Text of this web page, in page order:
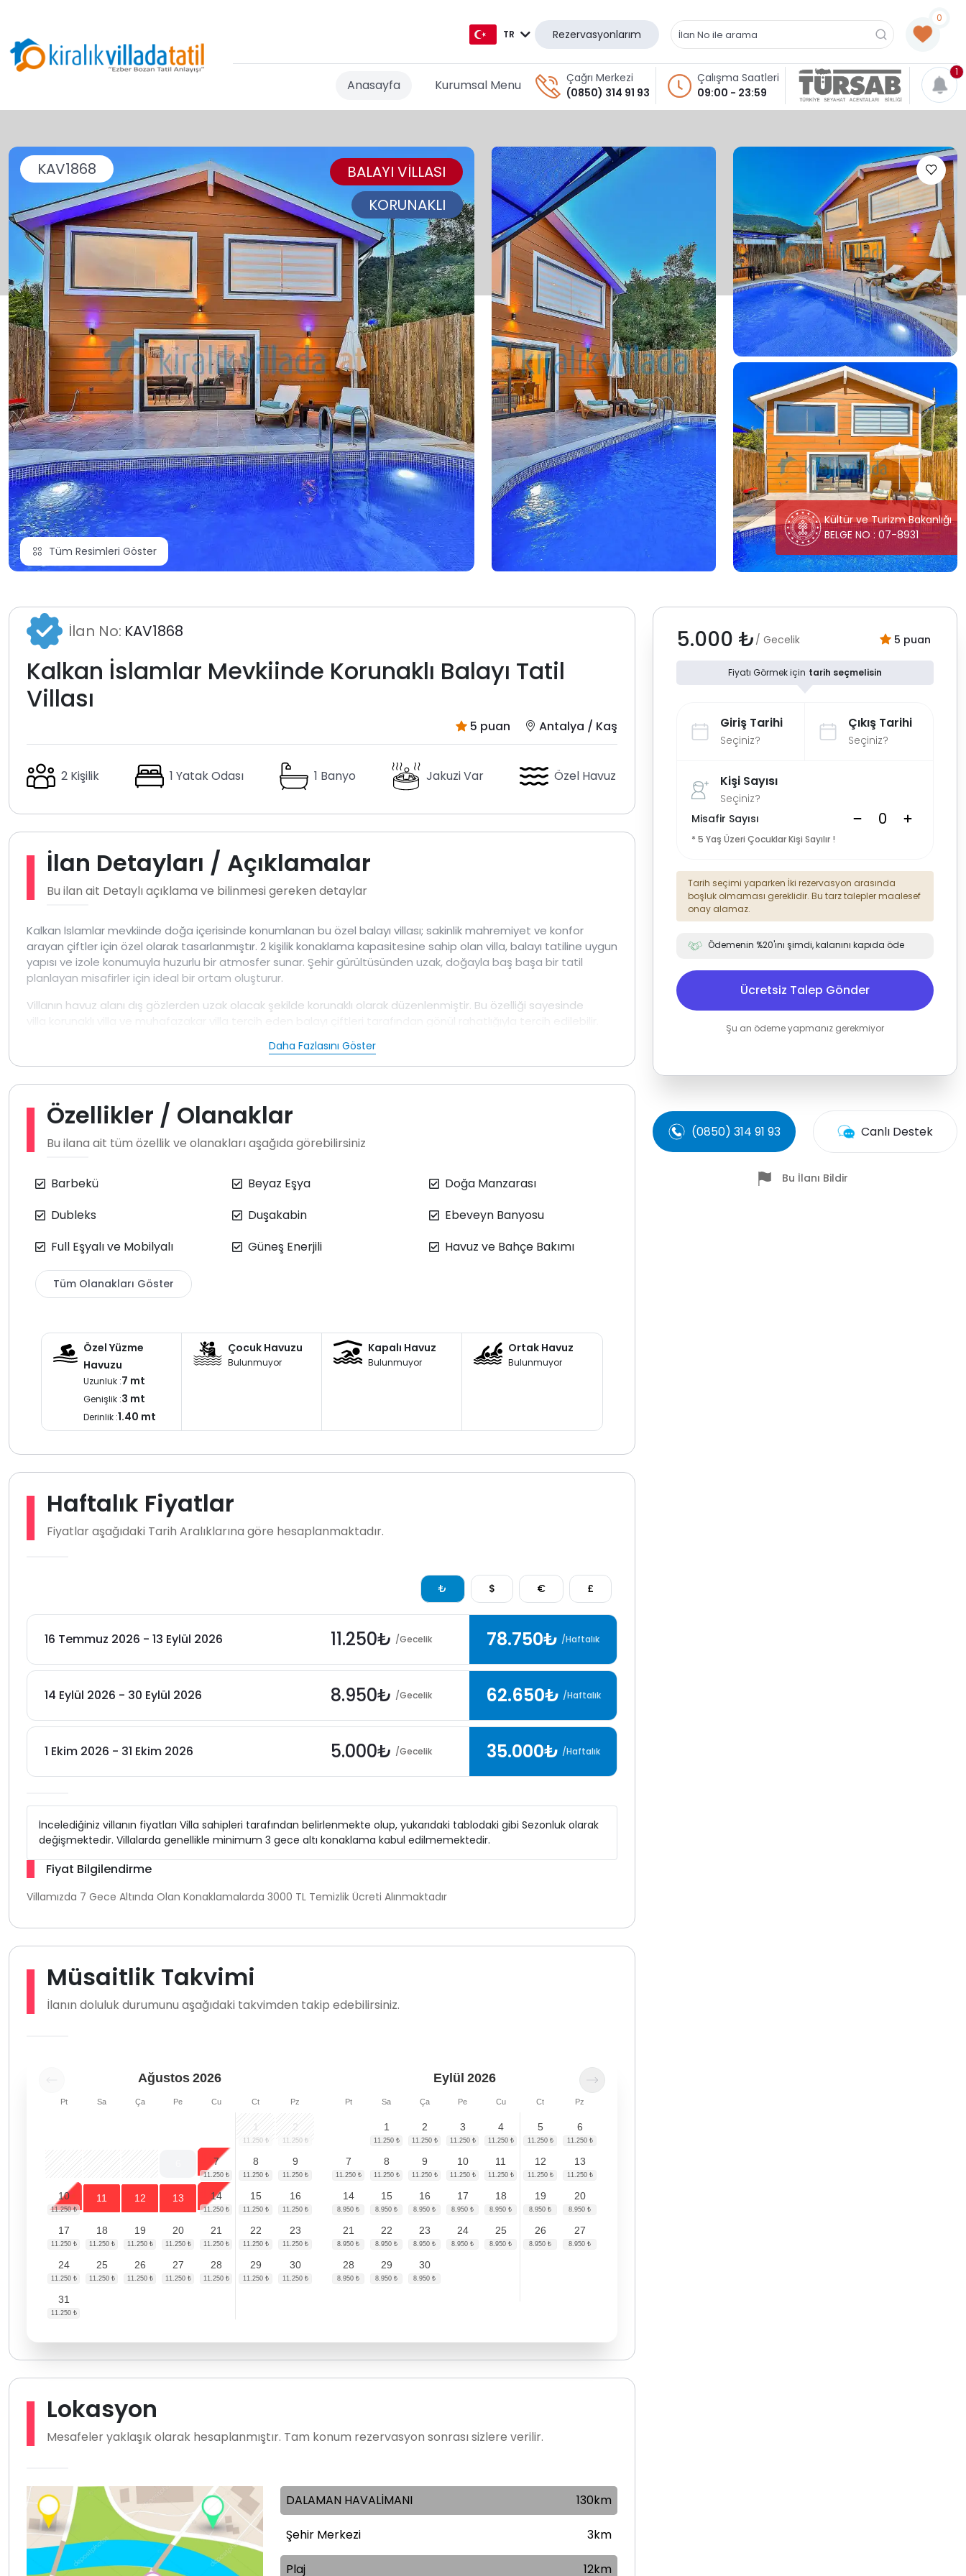
TR
DE
RU
GR
Rezervasyonlarım
0
Anasayfa Kurumsal Menu
Çağrı Merkezi
(0850) 314 91 93
Çalışma Saatleri
09:00 - 23:59
1
KAV1868
BALAYI VİLLASI
KORUNAKLI
Tüm Resimleri Göster
Kültür ve Turizm Bakanlığı
BELGE NO : 07-8931
İlan No: KAV1868
Kalkan İslamlar Mevkiinde Korunaklı Balayı Tatil
Villası
5 puan Antalya / Kaş
2 Kişilik 1 Yatak Odası 1 Banyo Jakuzi Var Özel Havuz
İlan Detayları / Açıklamalar
Bu ilan ait Detaylı açıklama ve bilinmesi gereken detaylar
Kalkan İslamlar mevkiinde doğa içerisinde konumlanan bu özel balayı villası; sakinlik mahremiyet ve konfor
arayan çiftler için özel olarak tasarlanmıştır. 2 kişilik konaklama kapasitesine sahip olan villa, balayı tatiline uygun
yapısı ve izole konumuyla huzurlu bir atmosfer sunar. Şehir gürültüsünden uzak, doğayla baş başa bir tatil
planlayan misafirler için ideal bir ortam oluşturur.
Villanın havuz alanı dış gözlerden uzak olacak şekilde korunaklı olarak düzenlenmiştir. Bu özelliği sayesinde
içerisinde ihtiyaç duyulabilecek tüm temel ekipmanlar eksiksiz şekilde bulunmaktadır.
yapılmaktadır. Haftada bir kez temizlik hizmeti sunulmaktadır. Her kiralama sonrası dezenfekte işlemi ve
ilaçlama uygulanmaktadır. Doğa içerisinde konumlanmış olması sebebiyle çevrede kelebek, böcek veya sinek
görülme ihtimali olabileceği göz önünde bulundurulmalıdır.
mahremiyet ile romantik, sakin ve özel bir tatil arayan çiftler için güçlü bir konaklama alternatifi sunar
Daha Fazlasını Göster
Özellikler / Olanaklar
Bu ilana ait tüm özellik ve olanakları aşağıda görebilirsiniz
Barbekü Beyaz Eşya
Doğa Manzarası
Dubleks
Duşakabin
Ebeveyn Banyosu
Full Eşyalı ve Mobilyalı
Güneş Enerjili Havuz ve Bahçe Bakımı
Tüm Olanakları Göster
Özel Yüzme
Havuzu
Uzunluk :7 mt
Genişlik :3 mt
Derinlik :1.40 mt
Çocuk Havuzu
Bulunmuyor
Kapalı Havuz
Bulunmuyor
Ortak Havuz
Bulunmuyor
Haftalık Fiyatlar
Fiyatlar aşağıdaki Tarih Aralıklarına göre hesaplanmaktadır.
₺ $ € £
16 Temmuz 2026 - 13 Eylül 2026 11.250₺ /Gecelik 78.750₺ /Haftalık
14 Eylül 2026 - 30 Eylül 2026 8.950₺ /Gecelik 62.650₺ /Haftalık
1 Ekim 2026 - 31 Ekim 2026 5.000₺ /Gecelik 35.000₺ /Haftalık
İncelediğiniz villanın fiyatları Villa sahipleri tarafından belirlenmekte olup, yukarıdaki tablodaki gibi Sezonluk olarak
değişmektedir. Villalarda genellikle minimum 3 gece altı konaklama kabul edilmemektedir.
Fiyat Bilgilendirme
Villamızda 7 Gece Altında Olan Konaklamalarda 3000 TL Temizlik Ücreti Alınmaktadır
Müsaitlik Takvimi
İlanın doluluk durumunu aşağıdaki takvimden takip edebilirsiniz.
Ağustos 2026
Pt Sa Ça Pe Cu Ct Pz
1 2
7 8 9
10 11 12 13 14 15 16
17 18 19 20 21 22 23
24 25 26 27 28 29 30
31
Eylül 2026
Pt Sa Ça Pe Cu Ct Pz
1 2 3 4 5 6
7 8 9 10 11 12 13
14 15 16 17 18 19 20
21 22 23 24 25 26 27
28 29 30
Lokasyon
Mesafeler yaklaşık olarak hesaplanmıştır. Tam konum rezervasyon sonrası sizlere verilir.
DALAMAN HAVALİMANI 130km
Şehir Merkezi 3km
Plaj 12km
5.000 ₺ / Gecelik 5 puan
Fiyatı Görmek için tarih seçmelisin
Giriş Tarihi
Seçiniz?
Çıkış Tarihi
Seçiniz?
Kişi Sayısı
Seçiniz?
Misafir Sayısı
* 5 Yaş Üzeri Çocuklar Kişi Sayılır !
Tarih seçimi yaparken İki rezervasyon arasında
boşluk olmaması gereklidir. Bu tarz talepler maalesef
onay alamaz.
Ödemenin %20'ını şimdi, kalanını kapıda öde
Ücretsiz Talep Gönder
Şu an ödeme yapmanız gerekmiyor
(0850) 314 91 93 Canlı Destek
Bu İlanı Bildir